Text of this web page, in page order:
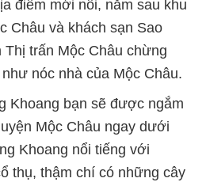
điểm mới nổi, nằm sau khu
Châu và khách sạn Sao
trấn Mộc Châu chừng
nóc nhà của Mộc Châu.
Khoang bạn sẽ được ngắm
Mộc Châu ngay dưới
Khoang nổi tiếng với
thụ, thậm chí có những cây